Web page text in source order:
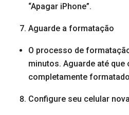
“Apagar iPhone”.
Aguarde a formatação
O processo de
minutos. Aguarde até
completamente
Configure seu celular